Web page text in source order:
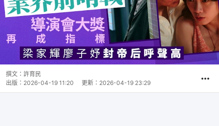
撰文： 許育民
出版： 2026-04-19 11:20 更新： 2026-04-19 23:29